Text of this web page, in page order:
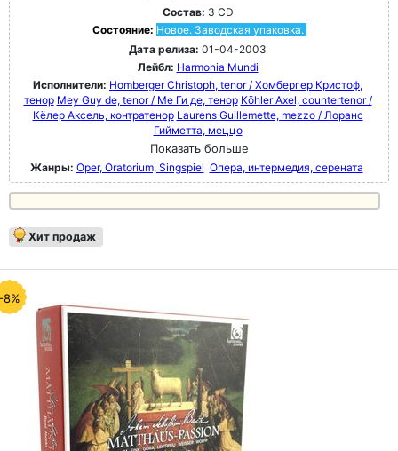
Состав: 3 CD
Состояние: Новое. Заводская упаковка.
Дата релиза: 01-04-2003
Лейбл: Harmonia Mundi
Исполнители: Homberger Christoph, tenor / Хомбергер Кристоф,
тенор Mey Guy de, tenor / Ме Ги де, тенор Köhler Axel, countertenor /
Кёлер Аксель, контратенор Laurens Guillemette, mezzo / Лоранс
Гийметта, меццо
Показать больше
Жанры: Oper, Oratorium, Singspiel Опера, интермедия, серената
Хит продаж
8%